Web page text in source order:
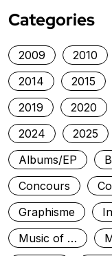
Categories
2009 2010
2014
2015
2019
2020
2024
2025
Albums/EP
Concours
Graphisme
Music of …